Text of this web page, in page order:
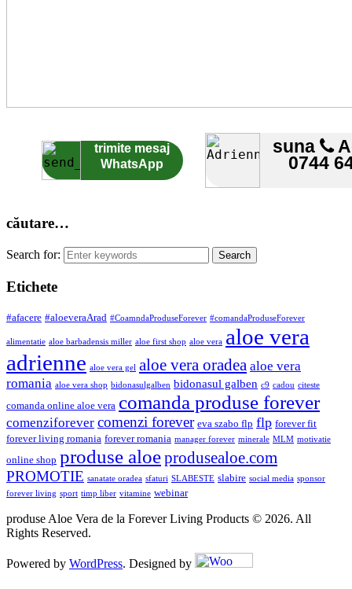
trimite mesaj
WhatsApp
suna
0744
căutare…
Search for:
Etichete
#afacere #aloeveraArad #CoamndaProduseForever #comandaProduseForever
alimentatie aloe barbadensis miller aloe first shop aloe vera aloe vera
adrienne aloe vera gel aloe vera oradea aloe vera
romania aloe vera shop bidonasulgalben bidonasul galben c9 cadou citeste
comanda online aloe vera comanda produse forever
comenziforever comenzi forever eva szabo flp flp forever fit
forever living romania forever romania manager forever minerale MLM motivatie
online shop produse aloeprodusealoe.com
PROMOTIE sanatate oradea sfaturi SLABESTE slabire social media sponsor
forever living sport timp liber vitamine webinar
produse Aloe Vera de la Forever Living Products © 2026. All
Rights Reserved.
Powered by WordPress. Designed by